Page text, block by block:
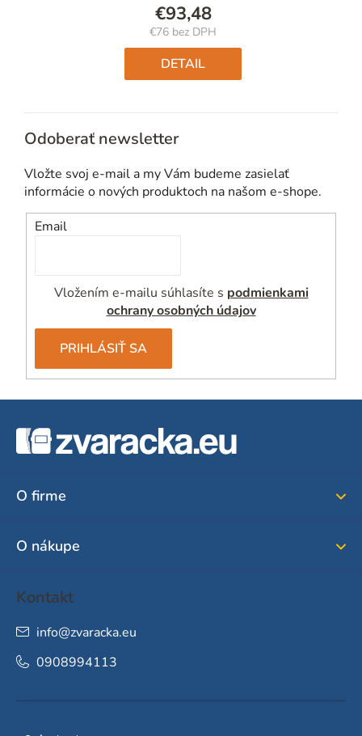
€93,48
€76 bez DPH
Jednotková
cena:
DETAIL
Odoberať newsletter
Vložte svoj e-mail a my Vám budeme zasielať
informácie o nových produktoch na našom e-shope.
Email
Vložením e-mailu súhlasíte s podmienkami
ochrany osobných údajov
PRIHLÁSIŤ SA
O firme
O nákupe
Kontakt
info@zvaracka.eu
0908994113